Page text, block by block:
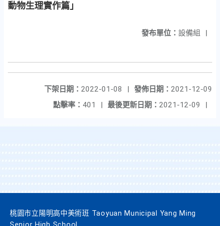
動物生理實作篇」
發布單位： 設備組 |
發佈日期： 2021-12-09
下架日期： 2022-01-08
|
最後更新日期： 2021-12-09 |
點擊率： 401 |
桃園市立陽明高中美術班 Taoyuan Municipal Yang Ming